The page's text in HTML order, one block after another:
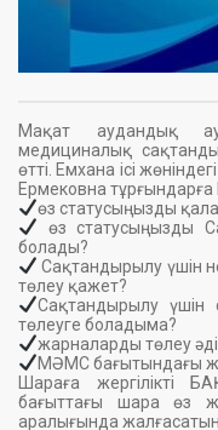
Мақат аудандық
медициналық
өтті. Емхана ісі
Ермековна
өз статусыңызды
өз статусыңызды
болады?
Сақтандырылу үшін
төлеу қажет?
Сақтандырылу
төлеуге боладыма?
жарналарды төлеу
МӘМС бағытындағы
Шараға жергілікті
бағыттағы шара өз
аралығында